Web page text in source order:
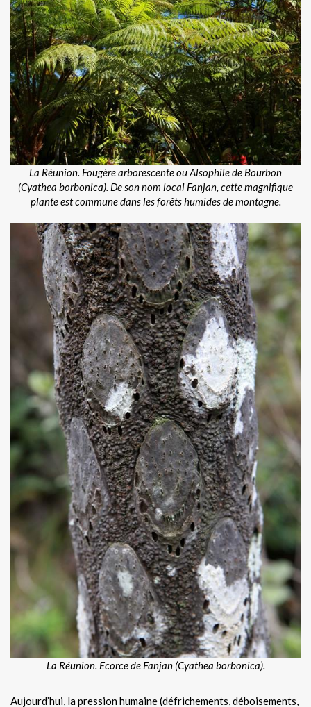
La Réunion. Fougère arborescente ou Alsophile de Bourbon
(Cyathea borbonica). De son nom local Fanjan, cette magnifique
plante est commune dans les forêts humides de montagne.
La Réunion. Ecorce de Fanjan (Cyathea borbonica).
Aujourd’hui, la pression humaine (défrichements, déboisements,